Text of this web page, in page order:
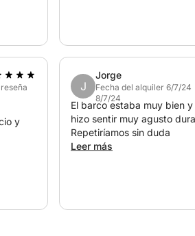
y
J
Jorge
Fecha del alquiler 6/7/24
8/7/24
El barco estaba muy bien
hizo sentir muy agusto
Repetiríamos sin duda
Leer más